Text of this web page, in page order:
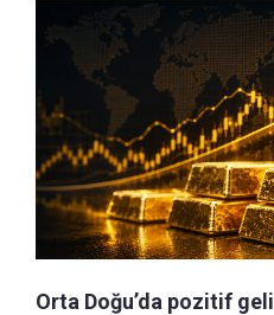
Orta Doğu’da pozitif